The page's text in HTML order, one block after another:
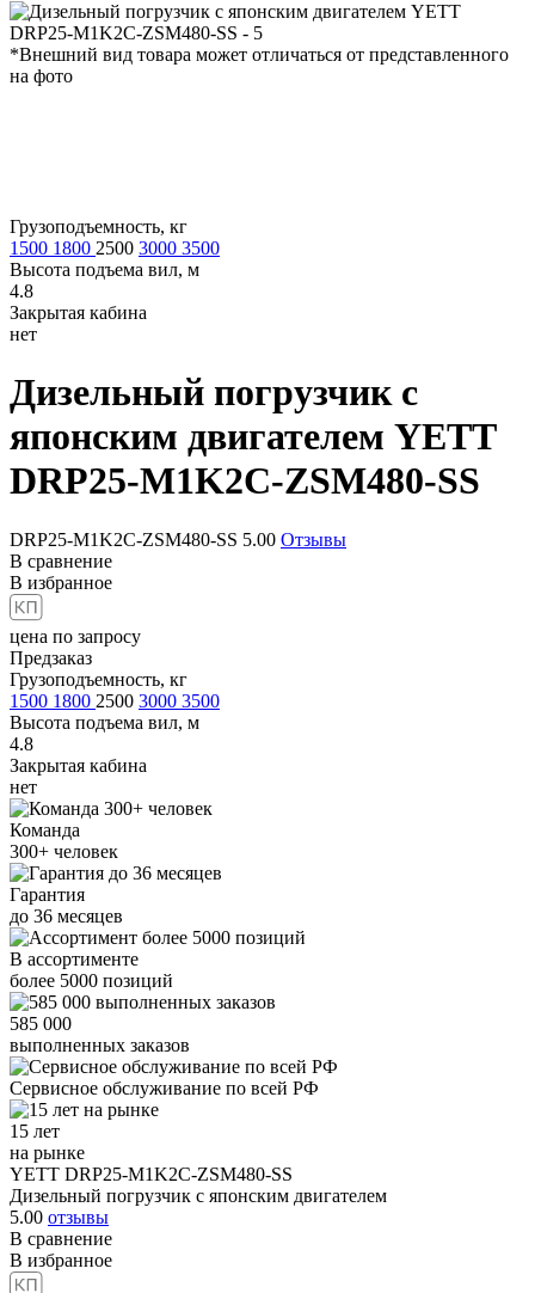
*Внешний вид товара может отличаться от представленного
на фото
Грузоподъемность, кг
1500 1800 2500 3000 3500
Высота подъема вил, м
4.8
Закрытая кабина
нет
Дизельный погрузчик с
японским двигателем YETT
DRP25-M1K2C-ZSM480-SS
DRP25-M1K2C-ZSM480-SS 5.00 Отзывы
В сравнение
В избранное
цена по запросу
Предзаказ
Грузоподъемность, кг
1500 1800 2500 3000 3500
Высота подъема вил, м
4.8
Закрытая кабина
нет
Команда
300+ человек
Гарантия
до 36 месяцев
В ассортименте
более 5000 позиций
585 000
выполненных заказов
Сервисное обслуживание по всей РФ
15 лет
на рынке
YETT DRP25-M1K2C-ZSM480-SS
Дизельный погрузчик с японским двигателем
5.00 отзывы
В сравнение
В избранное